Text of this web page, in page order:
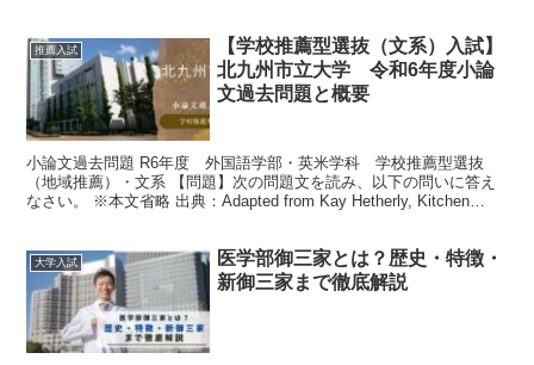
推薦入試
【学校推薦型選抜（文系）入試】
北九州市立大学 令和6年度小論
文過去問題と概要
小論文過去問題 R6年度 外国語学部・英米学科 学校推薦型選抜
（地域推薦）・文系 【問題】次の問題文を読み、以下の問いに答え
なさい。 ※本文省略 出典：Adapted from Kay Hetherly, Kitchen
大学入試
医学部御三家とは？歴史・特徴・
新御三家まで徹底解説